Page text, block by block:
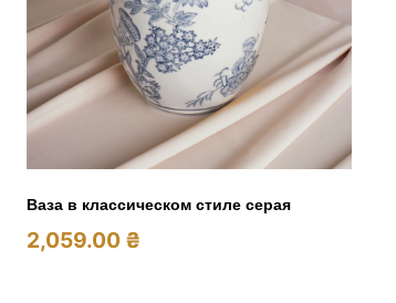
Ваза в классическом стиле серая
2,059.00 ₴